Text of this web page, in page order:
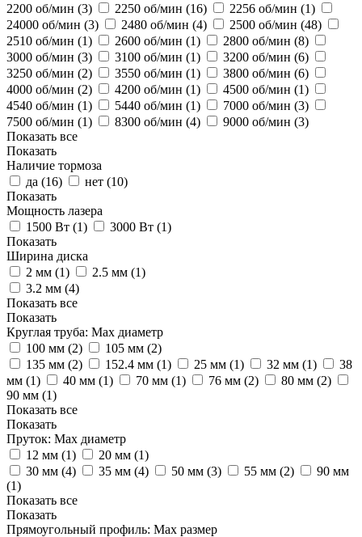
2200 об/мин (3) 2250 об/мин (16) 2256 об/мин (1)
24000 об/мин (3) 2480 об/мин (4) 2500 об/мин (48)
2510 об/мин (1) 2600 об/мин (1) 2800 об/мин (8)
3000 об/мин (3) 3100 об/мин (1) 3200 об/мин (6)
3250 об/мин (2) 3550 об/мин (1) 3800 об/мин (6)
4000 об/мин (2) 4200 об/мин (1) 4500 об/мин (1)
4540 об/мин (1) 5440 об/мин (1) 7000 об/мин (3)
7500 об/мин (1) 8300 об/мин (4) 9000 об/мин (3)
Показать все
Показать
Наличие тормоза
да (16) нет (10)
Показать
Мощность лазера
1500 Вт (1) 3000 Вт (1)
Показать
Ширина диска
2 мм (1) 2.5 мм (1)
3.2 мм (4)
Показать все
Показать
Круглая труба: Мах диаметр
100 мм (2) 105 мм (2)
135 мм (2) 152.4 мм (1) 25 мм (1) 32 мм (1)
38
мм (1) 40 мм (1) 70 мм (1) 76 мм (2) 80 мм (2)
90 мм (1)
Показать все
Показать
Пруток: Мах диаметр
12 мм (1) 20 мм (1)
30 мм (4) 35 мм (4) 50 мм (3) 55 мм (2)
90 мм
(1)
Показать все
Показать
Прямоугольный профиль: Мах размер